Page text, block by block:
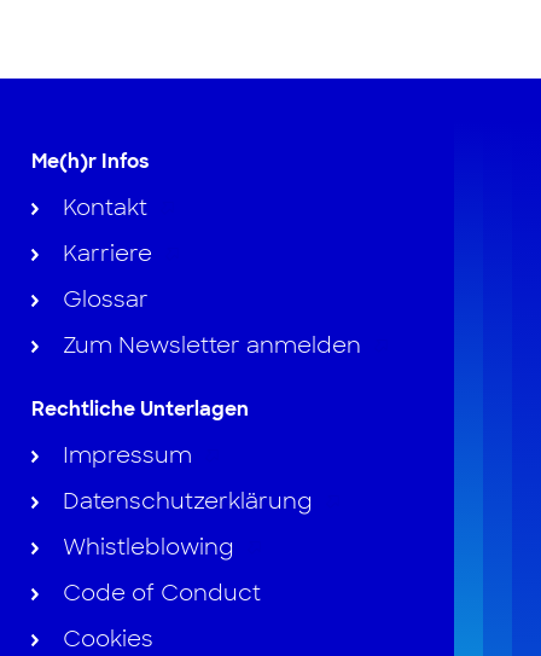
Me(h)r Infos
Kontakt
Karriere
Glossar
Zum Newsletter anmelden
Rechtliche Unterlagen
Impressum
Datenschutzerklärung
Whistleblowing
Code of Conduct
Cookies